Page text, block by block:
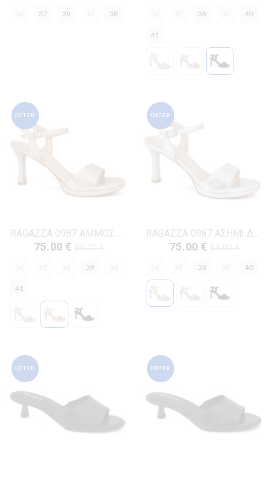
37 39 38 38 40
41
OFFER
75.00 €
39
41
OFFER
75.00 €
38 40
OFFER OFFER